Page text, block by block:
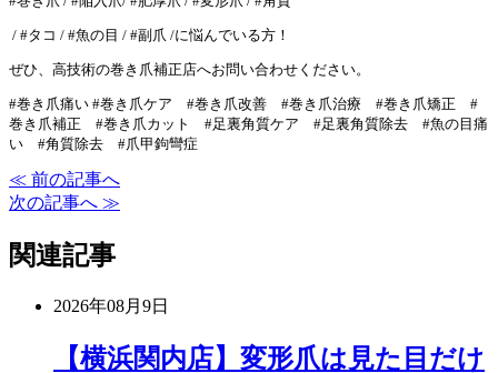
/ #タコ / #魚の目 / #副爪 /に悩んでいる方！
ぜひ、高技術の巻き爪補正店へお問い合わせください。
#巻き爪痛い #巻き爪ケア #巻き爪改善 #巻き爪治療 #巻き爪矯正 #
巻き爪補正 #巻き爪カット #足裏角質ケア #足裏角質除去 #魚の目痛
い #角質除去 #爪甲鉤彎症
≪ 前の記事へ
次の記事へ ≫
関連記事
2026年08月9日
【横浜関内店】変形爪は見た目だけ